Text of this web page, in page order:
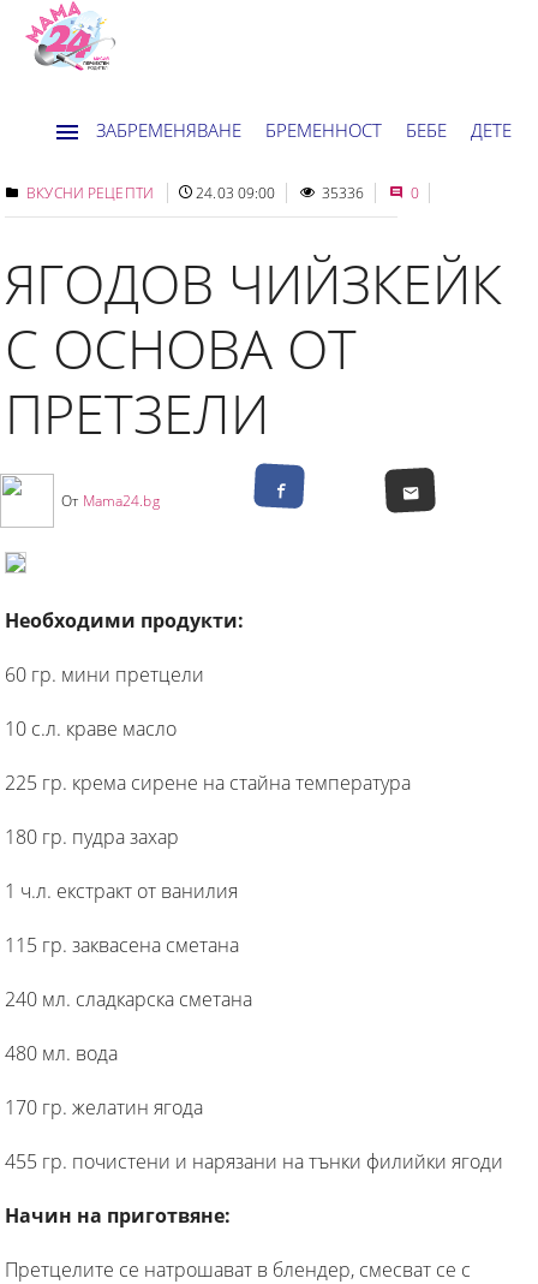
ЗАБРЕМЕНЯВАНЕ БРЕМЕННОСТ БЕБЕ ДЕТЕ
ДОМ НОВИНИ ХОРОСКОП
ВКУСНИ РЕЦЕПТИ 24.03 09:00 35336 0
ЯГОДОВ ЧИЙЗКЕЙК
С ОСНОВА ОТ
ПРЕТЗЕЛИ
От Mama24.bg
Необходими продукти:
60 гр. мини претцели
10 с.л. краве масло
225 гр. крема сирене на стайна температура
180 гр. пудра захар
1 ч.л. екстракт от ванилия
115 гр. заквасена сметана
240 мл. сладкарска сметана
480 мл. вода
170 гр. желатин ягода
455 гр. почистени и нарязани на тънки филийки ягоди
Начин на приготвяне:
Претцелите се натрошават в блендер, смесват се с